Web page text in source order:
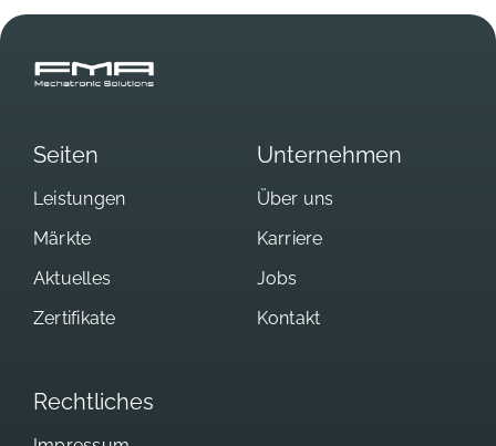
Seiten
Leistungen
Märkte
Aktuelles
Zertifikate
Unternehmen
Über uns
Karriere
Jobs
Kontakt
Rechtliches